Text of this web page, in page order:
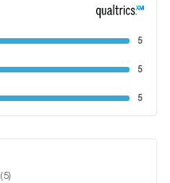
5
5
5
(5)